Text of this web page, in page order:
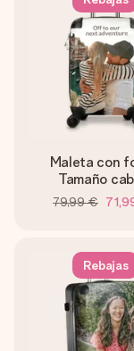
un mensaje que
todo el amor
Maleta con
Tamaño
79,99 €
Rebajas